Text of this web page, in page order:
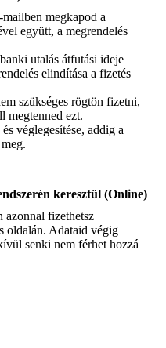
megkapod a
együtt, a megrendelés
utalás átfutási ideje
elindítása a fizetés
szükséges rögtön fizetni,
megtenned ezt.
véglegesítése, addig a
keresztül (Online)
azonnal fizethetsz
oldalán. Adataid végig
senki nem férhet hozzá